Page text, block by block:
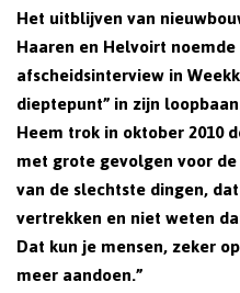
Het uitblijven van
Haaren en Helvoirt noemde
afscheidsinterview in
dieptepunt” in zijn
Heem trok in oktober 2010
met grote gevolgen voor
van de slechtste dingen,
vertrekken en niet weten
Dat kun je mensen, zeker
meer aandoen.”